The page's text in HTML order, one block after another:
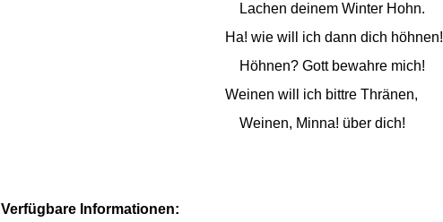
Lachen deinem Winter Hohn.
Ha! wie will ich dann dich höhnen!
Höhnen? Gott bewahre mich!
Weinen will ich bittre Thränen,
Weinen, Minna! über dich!
Verfügbare Informationen: